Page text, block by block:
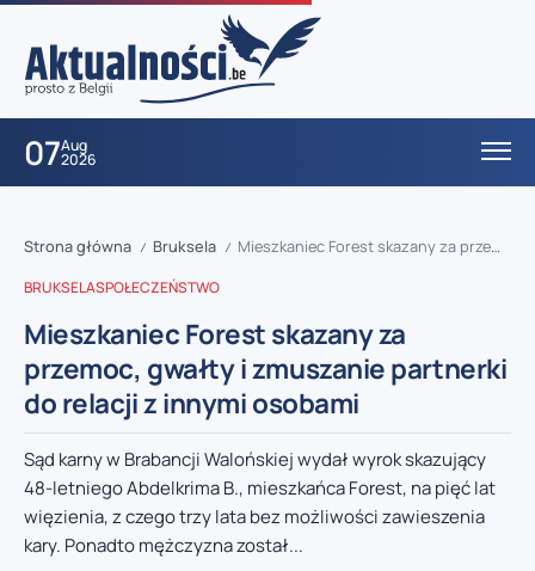
07Aug
2026
Strona główna / Bruksela / Mieszkaniec Forest skazany za przemoc, gwałty i zmuszanie partnerki do relacji z innymi osobami
BRUKSELASPOŁECZEŃSTWO
Mieszkaniec Forest skazany za
przemoc, gwałty i zmuszanie partnerki
do relacji z innymi osobami
Sąd karny w Brabancji Walońskiej wydał wyrok skazujący
48-letniego Abdelkrima B., mieszkańca Forest, na pięć lat
więzienia, z czego trzy lata bez możliwości zawieszenia
kary. Ponadto mężczyzna został...